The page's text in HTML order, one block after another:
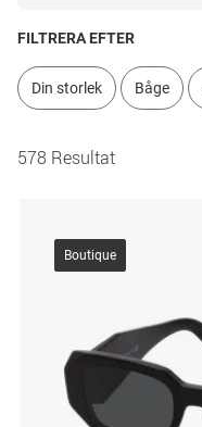
FILTRERA EFTER
Din storlek Båge
578 Resultat
Boutique